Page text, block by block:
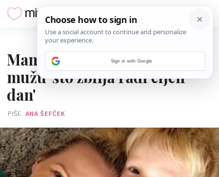
Mama kućanica pokazala
mužu 'što zbilja radi cijeli
dan'
PIŠE ANA ŠEFČEK
Sign in with Google